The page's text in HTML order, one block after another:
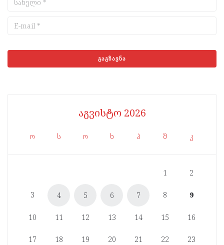
აგვისტო 2026
ო ს ო ხ პ შ კ
1 2
3 4 5 6 7 8 9
10 11 12 13 14 15 16
17 18 19 20 21 22 23